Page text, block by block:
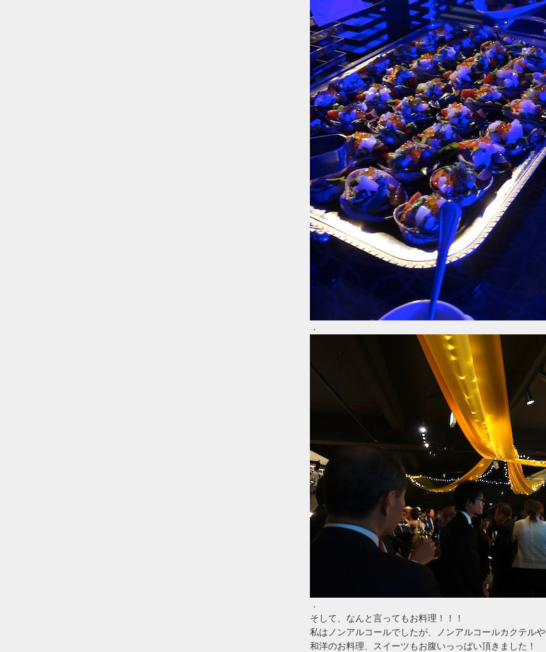
．
．
そして、なんと言ってもお料理！！！
私はノンアルコールでしたが、ノンアルコールカクテルや
和洋のお料理、スイーツもお腹いっっぱい頂きました！